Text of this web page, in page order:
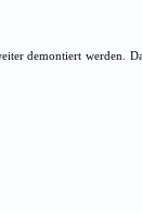
demontiert werden.